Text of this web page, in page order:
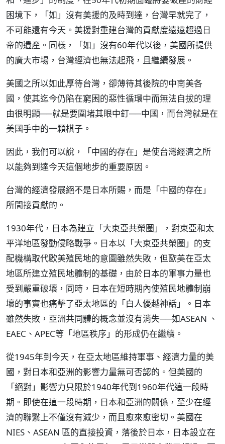
困境下，「如」沒有美援的及時到達，台灣早就完了，
不可能還有今天。美援對重建台灣的貢獻度遠遠超過日
帝的遺產。同樣，「如」沒有60年代以後，美國所提供
的廣大市場，台灣經濟也無法起飛，且繼續發展。
美國之所以如此厚待台灣，卻薄待其後院的中南美各
國，使其迄今仍陷在窮困的惡性循環中而無法自拔的理
由很明顯──就是要圍堵其眼中釘──中國，而台灣就是在
美國手中的一顆棋子。
因此，我們可以說，「中國的存在」是使台灣經濟之所
以能夠到達今天這個地步的重要原因。
台灣的經濟發展絕不是日本所賜，而是「中國的存在」
所間接貢獻的。
1930年代，日本為建立「大東亞共榮圈」，對東亞和太
平洋地區發動侵略戰爭。日本以「大東亞共榮圈」的支
配機構取代歐美殖民地的意圖雖然失敗，但歐美在亞太
地區所建立殖民地體制的基礎，由於日本的軍事力量也
受到嚴重破壞，同時，日本在短時期內使殖民地體制崩
壞的事實也痛擊了亞太地區的「白人優越神話」。日本
雖然失敗，亞洲共同體的概念並沒有消失──如ASEAN 、
EAEC、APEC等「地區秩序」的形成仍在繼續。
從1945年到今天，在亞太地區維持軍事、經濟力量的美
國，對日本和亞洲的影響力量無可否認的。但美國的
「絕對」影響力只限於1940年代到1960年代這一段時
期。即使在這一段時期，日本和亞洲的關係，至少在經
濟的聯繫上不僅沒有減少，而且愈來愈密切。美國在
NIES、ASEAN 區的直接投資，落後於日本，日本設立在